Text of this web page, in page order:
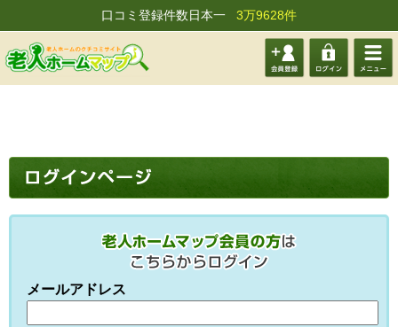
口コミ登録件数日本一 3万9628件
会員登 ログイ メニュ
メールアドレス